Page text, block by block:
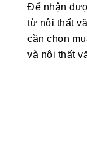
Để nhận
từ nội thất
cần chọn
và nội thất